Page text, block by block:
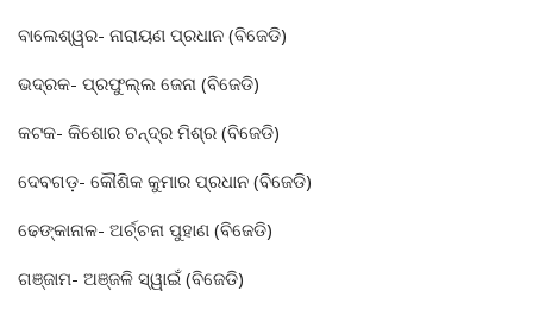
ବାଲେଶ୍ୱର- ନାରାୟଣ ପ୍ରଧାନ (ବିଜେଡି)
ଭଦ୍ରକ- ପ୍ରଫୁଲ୍ଲ ଜେନା (ବିଜେଡି)
କଟକ- କିଶୋର ଚନ୍ଦ୍ର ମିଶ୍ର (ବିଜେଡି)
ଦେବଗଡ଼- କୌଶିକ କୁମାର ପ୍ରଧାନ (ବିଜେଡି)
ଢେଙ୍କାନାଳ- ଅର୍ଚ୍ଚନା ପୁହାଣ (ବିଜେଡି)
ଗଞ୍ଜାମ- ଅଞ୍ଜଳି ସ୍ୱାଇଁ (ବିଜେଡି)